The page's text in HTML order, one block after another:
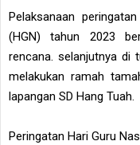
Pelaksanaan
(HGN) tahun 2023
rencana. selanjutnya di
melakukan ramah
lapangan SD Hang Tuah.
Peringatan Hari Guru